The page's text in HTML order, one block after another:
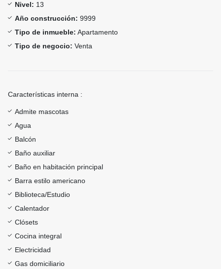
Nivel: 13
Año construcción: 9999
Tipo de inmueble: Apartamento
Tipo de negocio: Venta
Características interna :
Admite mascotas
Agua
Balcón
Baño auxiliar
Baño en habitación principal
Barra estilo americano
Biblioteca/Estudio
Calentador
Clósets
Cocina integral
Electricidad
Gas domiciliario